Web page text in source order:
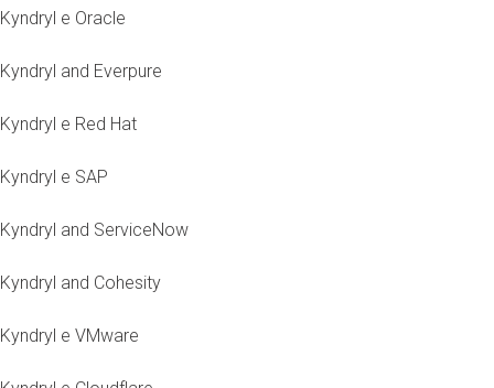
Kyndryl e Oracle
Kyndryl and Everpure
Kyndryl e Red Hat
Kyndryl e SAP
Kyndryl and ServiceNow
Kyndryl and Cohesity
Kyndryl e VMware